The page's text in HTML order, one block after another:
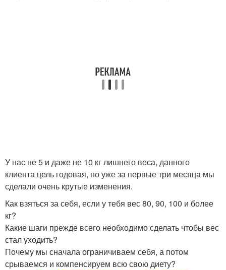
У нас не 5 и даже не 10 кг лишнего веса, данного
клиента цель годовая, но уже за первые три месяца мы
сделали очень крутые изменения.
Как взяться за себя, если у тебя вес 80, 90, 100 и более
кг?
Какие шаги прежде всего необходимо сделать чтобы вес
стал уходить?
Почему мы сначала ограничиваем себя, а потом
срываемся и компенсируем всю свою диету?